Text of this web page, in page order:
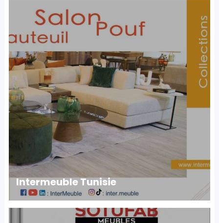
Intermeuble Tunisie